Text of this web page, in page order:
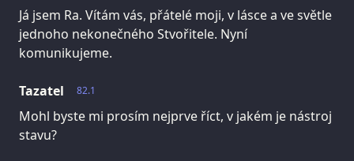
Já jsem Ra. Vítám vás, přátelé moji, v lásce a ve světle
jednoho nekonečného Stvořitele. Nyní
komunikujeme.
82.1
Tazatel
Mohl byste mi prosím nejprve říct, v jakém je nástroj
stavu?